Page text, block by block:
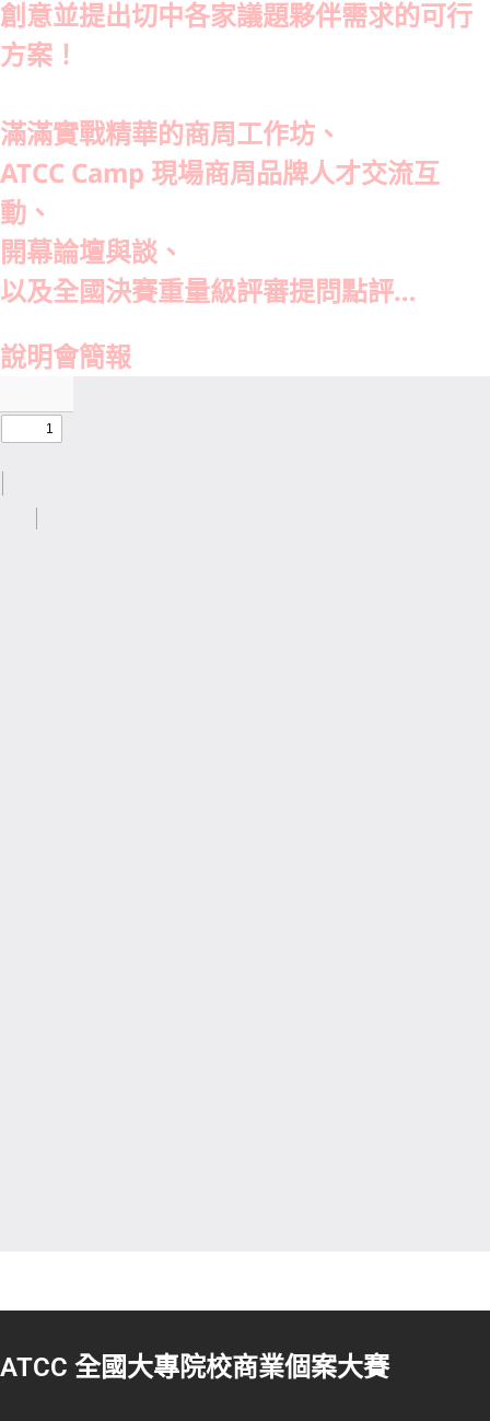
創意並提出切中各家議題夥伴需求的可行
方案！
滿滿實戰精華的商周工作坊、
ATCC Camp 現場商周品牌人才交流互
動、
開幕論壇與談、
以及全國決賽重量級評審提問點評…
說明會簡報
ATCC 全國大專院校商業個案大賽